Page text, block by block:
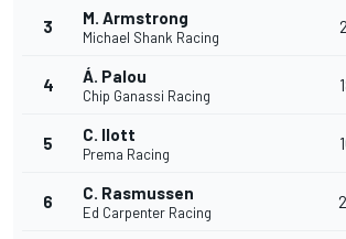
3 M. Armstrong
Michael Shank Racing
4 Á. Palou
Chip Ganassi Racing
5 C. Ilott
Prema Racing
6 C. Rasmussen
Ed Carpenter Racing